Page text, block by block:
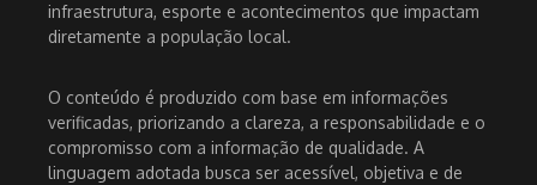
infraestrutura, esporte e acontecimentos que impactam
diretamente a população local.
O conteúdo é produzido com base em informações
verificadas, priorizando a clareza, a responsabilidade e o
compromisso com a informação de qualidade. A
linguagem adotada busca ser acessível, objetiva e de